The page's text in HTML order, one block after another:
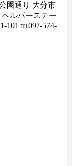
園通り 大分市
ヘルパーステー
101 ℡097-574-